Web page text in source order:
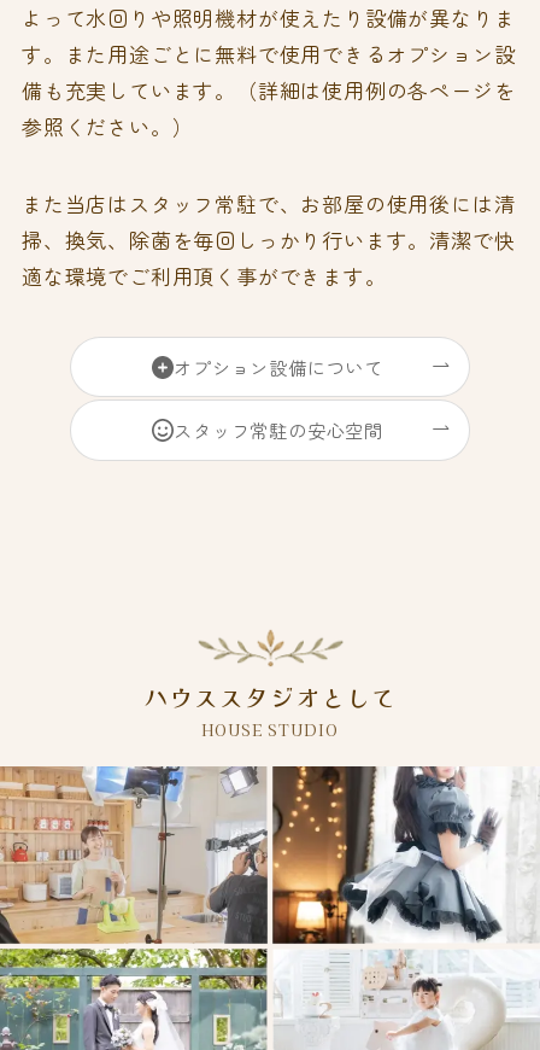
よって水回りや照明機材が使えたり設備が異なりま
す。また用途ごとに無料で使用できるオプション設
備も充実しています。（詳細は使用例の各ページを
参照ください。）
また当店はスタッフ常駐で、お部屋の使用後には清
掃、換気、除菌を毎回しっかり行います。清潔で快
適な環境でご利用頂く事ができます。
オプション設備について
スタッフ常駐の安心空間
ハウススタジオとして
HOUSE STUDIO